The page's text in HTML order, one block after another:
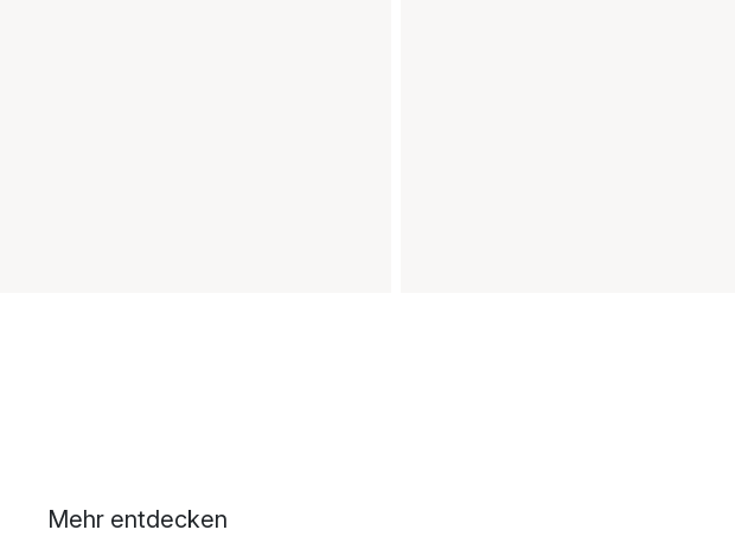
Mehr entdecken